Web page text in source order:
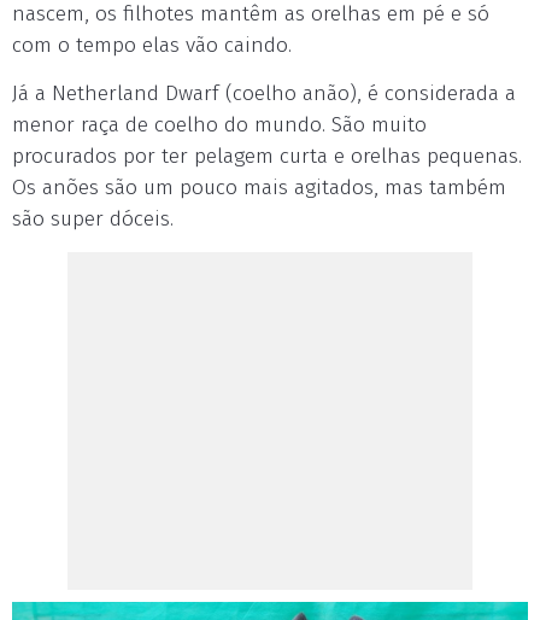
nascem, os filhotes mantêm as orelhas em pé e só
com o tempo elas vão caindo.
Já a Netherland Dwarf (coelho anão), é considerada a
menor raça de coelho do mundo. São muito
procurados por ter pelagem curta e orelhas pequenas.
Os anões são um pouco mais agitados, mas também
são super dóceis.